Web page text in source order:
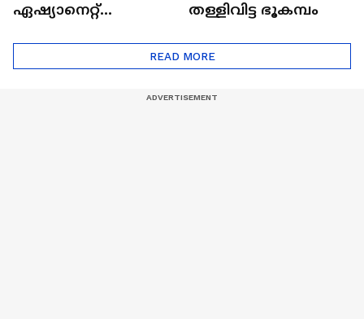
ഏഷ്യാനെറ്റ്
തള്ളിവിട്ട ഭൂകമ്പം
READ MORE